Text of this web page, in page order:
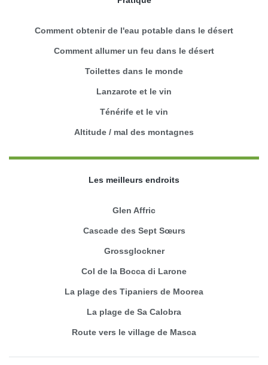
Comment obtenir de l'eau potable dans le désert
Comment allumer un feu dans le désert
Toilettes dans le monde
Lanzarote et le vin
Ténérife et le vin
Altitude / mal des montagnes
Les meilleurs endroits
Glen Affric
Cascade des Sept Sœurs
Grossglockner
Col de la Bocca di Larone
La plage des Tipaniers de Moorea
La plage de Sa Calobra
Route vers le village de Masca